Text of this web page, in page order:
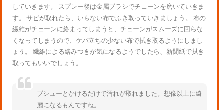
していきます。 スプレー後は金属ブラシでチェーンを磨いていきま
す。 サビが取れたら、いらない布でふき取っていきましょう。 布の
繊維がチェーンに絡まってしまうと、チェーンがスムーズに回らな
くなってしまうので、ケバ立ちの少ない布で拭き取るようにしまし
ょう。 繊維による絡みつきが気になるようでしたら、新聞紙で拭き
取ってもいいでしょう。
ブシューとかけるだけで汚れが取れました。想像以上に綺
麗になるもんですね。